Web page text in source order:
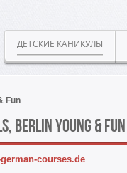
ДЕТСКИЕ КАНИКУЛЫ
Fun
Berlin Young & Fun
courses.de